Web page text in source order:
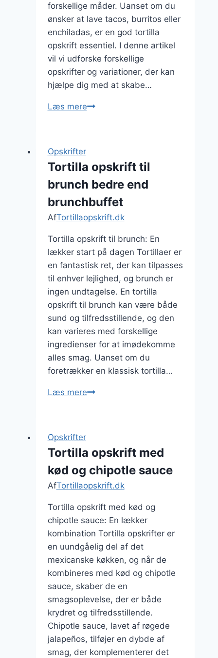
forskellige måder. Uanset om du
ønsker at lave tacos, burritos eller
enchiladas, er en god tortilla
opskrift essentiel. I denne artikel
vil vi udforske forskellige
opskrifter og variationer, der kan
hjælpe dig med at skabe…
Læs mereTortilla
derhjemme
Opskrifter
Tortilla opskrift til
brunch bedre end
brunchbuffet
AfTortillaopskrift.dk
Tortilla opskrift til brunch: En
lækker start på dagen Tortillaer er
en fantastisk ret, der kan tilpasses
til enhver lejlighed, og brunch er
ingen undtagelse. En tortilla
opskrift til brunch kan være både
sund og tilfredsstillende, og den
kan varieres med forskellige
ingredienser for at imødekomme
alles smag. Uanset om du
foretrækker en klassisk tortilla…
Læs mereTortilla
end
brunchbuffet
Opskrifter
Tortilla opskrift med
kød og chipotle sauce
AfTortillaopskrift.dk
Tortilla opskrift med kød og
chipotle sauce: En lækker
kombination Tortilla opskrifter er
en uundgåelig del af det
mexicanske køkken, og når de
kombineres med kød og chipotle
sauce, skaber de en
smagsoplevelse, der er både
krydret og tilfredsstillende.
Chipotle sauce, lavet af røgede
jalapeños, tilføjer en dybde af
smag, der komplementerer det